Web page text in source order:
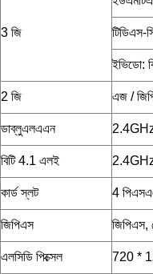
3 জি টিডিএস-
ইভিডো:
2 জি এজ /
ডাব্লুএলএএন
বিটি 4.1 এলই
কার্ড স্লট 4
জিপিএস জিপিএস,
এলসিডি পিক্সেল 720 *